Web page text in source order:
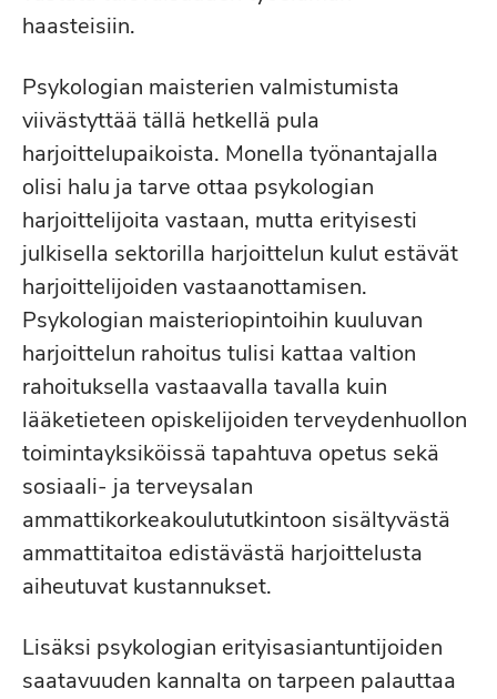
haasteisiin.
Psykologian maisterien valmistumista
viivästyttää tällä hetkellä pula
harjoittelupaikoista. Monella työnantajalla
olisi halu ja tarve ottaa psykologian
harjoittelijoita vastaan, mutta erityisesti
julkisella sektorilla harjoittelun kulut estävät
harjoittelijoiden vastaanottamisen.
Psykologian maisteriopintoihin kuuluvan
harjoittelun rahoitus tulisi kattaa valtion
rahoituksella vastaavalla tavalla kuin
lääketieteen opiskelijoiden terveydenhuollon
toimintayksiköissä tapahtuva opetus sekä
sosiaali- ja terveysalan
ammattikorkeakoulututkintoon sisältyvästä
ammattitaitoa edistävästä harjoittelusta
aiheutuvat kustannukset.
Lisäksi psykologian erityisasiantuntijoiden
saatavuuden kannalta on tarpeen palauttaa